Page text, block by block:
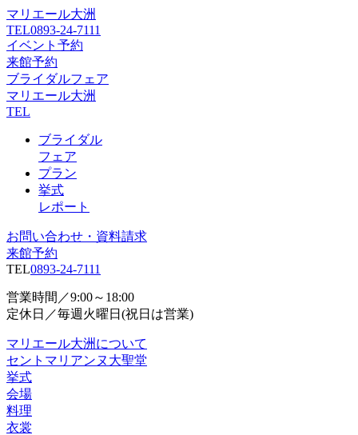
マリエール大洲
TEL0893-24-7111
イベント予約
来館予約
ブライダルフェア
マリエール大洲
TEL
ブライダル
フェア
プラン
挙式
レポート
お問い合わせ・資料請求
来館予約
TEL0893-24-7111
営業時間／9:00～18:00
定休日／毎週火曜日(祝日は営業)
マリエール大洲について
セントマリアンヌ大聖堂
挙式
会場
料理
衣裳